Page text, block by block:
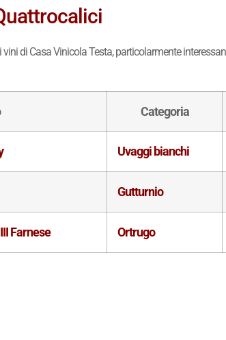
di Casa Vinicola Testa, particolarmente
Categoria
Uvaggi bianchi
Gutturnio
Farnese Ortrugo